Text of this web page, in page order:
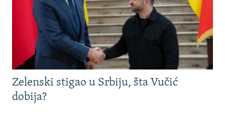
Zelenski stigao u Srbiju, šta Vučić
dobija?